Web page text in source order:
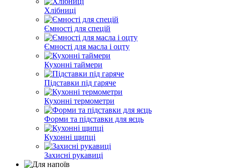
Хлібниці
Ємності для спецій
Ємності для масла і оцту
Кухонні таймери
Підставки під гаряче
Кухонні термометри
Форми та підставки для яєць
Кухонні щипці
Захисні рукавиці